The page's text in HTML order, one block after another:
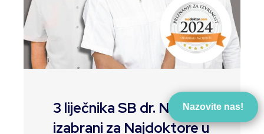
3 liječnika SB dr. Nemec
izabrani za Najdoktore u
Nazovite nas!